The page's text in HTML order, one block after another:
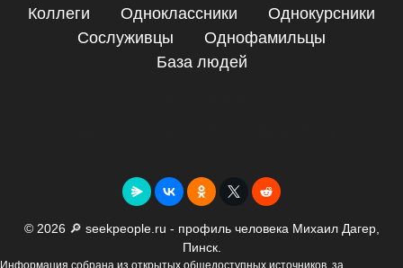
Коллеги Одноклассники
Однокурсники
Сослуживцы
Однофамильцы
База людей
© 2026 🔎 seekpeople.ru - профиль человека Михаил Дагер,
Пинск.
Информация собрана из открытых общедоступных источников, за